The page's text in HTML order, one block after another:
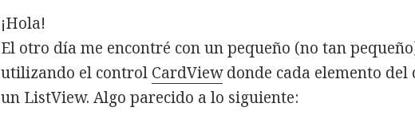
¡Hola!
El otro día me encontré con un pequeño (no tan
utilizando el control CardViewdonde cada elemento del
un ListView. Algo parecido a lo siguiente: